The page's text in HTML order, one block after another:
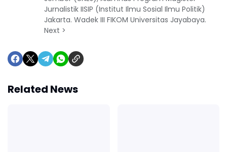
Jurnalistik IISIP (Institut Ilmu Sosial Ilmu Politik)
Jakarta. Wadek III FIKOM Universitas Jayabaya.
Next >
Related News